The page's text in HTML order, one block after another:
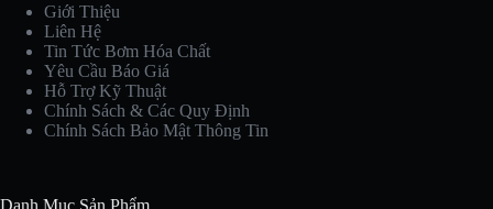
Giới Thiệu
Liên Hệ
Tin Tức Bơm Hóa Chất
Yêu Cầu Báo Giá
Hỗ Trợ Kỹ Thuật
Chính Sách & Các Quy Định
Chính Sách Bảo Mật Thông Tin
Danh Mục Sản Phẩm